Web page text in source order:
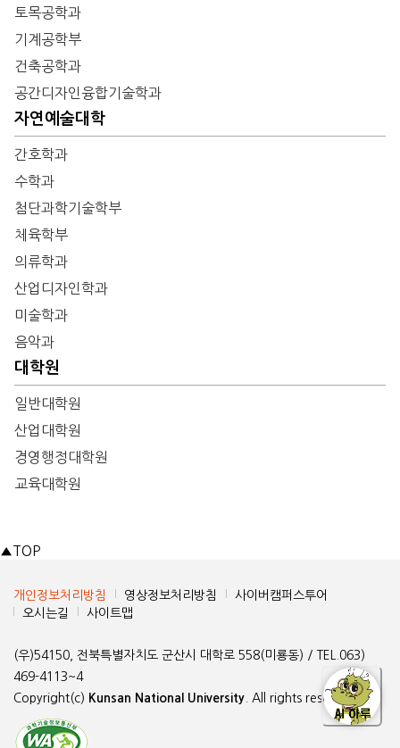
토목공학과
기계공학부
건축공학과
공간디자인융합기술학과
자연예술대학
간호학과
수학과
첨단과학기술학부
체육학부
의류학과
산업디자인학과
미술학과
음악과
대학원
일반대학원
산업대학원
경영행정대학원
교육대학원
▲ TOP
개인정보처리방침 영상정보처리방침
사이버캠퍼스투어
오시는길
사이트맵
(우)54150, 전북특별자치도 군산시 대학로 558(미룡동) / TEL.063)
469-4113~4
Copyright(c) Kunsan National University . All rights reserved.